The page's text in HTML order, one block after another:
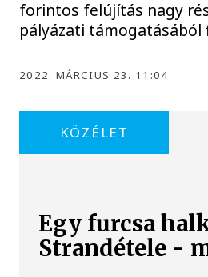
forintos felújítás nagy
pályázati támogatásából
2022. MÁRCIUS 23. 11:04
KÖZÉLET
Egy furcsa
Strandétele -